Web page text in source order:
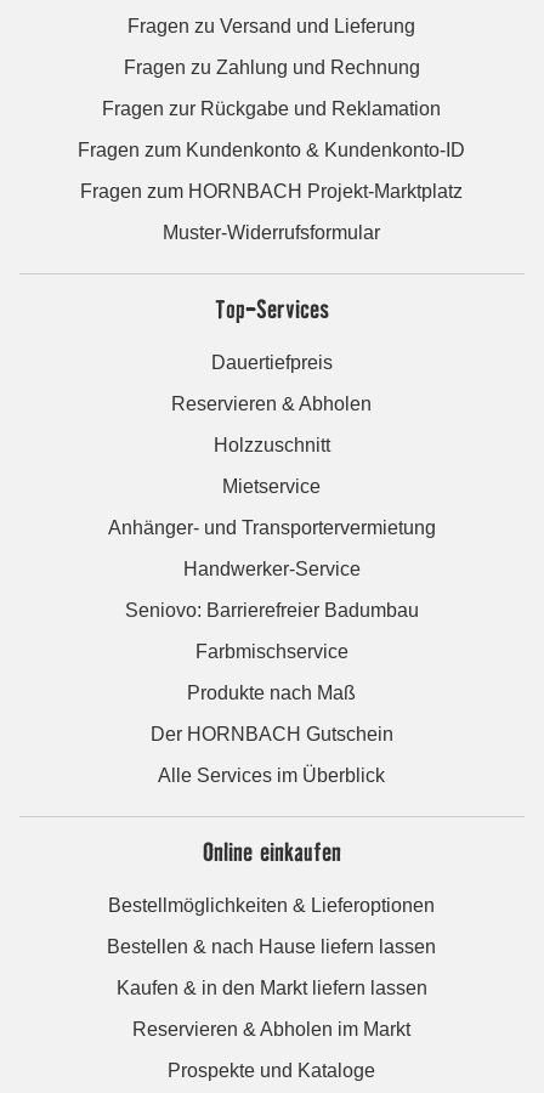
Fragen zu Versand und Lieferung
Fragen zu Zahlung und Rechnung
Fragen zur Rückgabe und Reklamation
Fragen zum Kundenkonto & Kundenkonto-ID
Fragen zum HORNBACH Projekt-Marktplatz
Muster-Widerrufsformular
Top-Services
Dauertiefpreis
Reservieren & Abholen
Holzzuschnitt
Mietservice
Anhänger- und Transportervermietung
Handwerker-Service
Seniovo: Barrierefreier Badumbau
Farbmischservice
Produkte nach Maß
Der HORNBACH Gutschein
Alle Services im Überblick
Online einkaufen
Bestellmöglichkeiten & Lieferoptionen
Bestellen & nach Hause liefern lassen
Kaufen & in den Markt liefern lassen
Reservieren & Abholen im Markt
Prospekte und Kataloge